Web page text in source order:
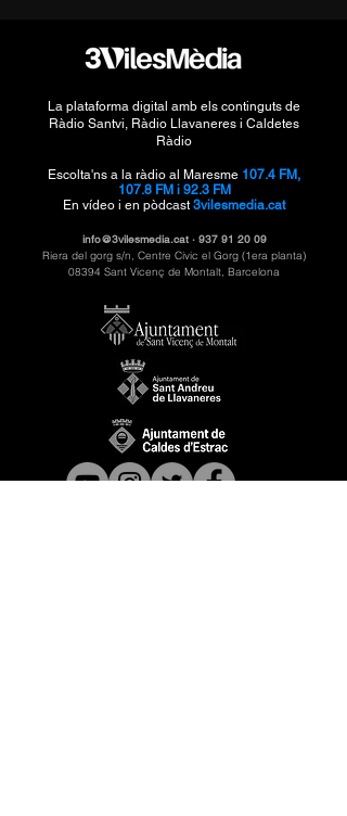
La plataforma digital amb els continguts de
Ràdio Santvi, Ràdio Llavaneres i Caldetes
Ràdio
Escolta'ns a la ràdio al Maresme 107.4 FM,
107.8 FM i 92.3 FM
En vídeo i en pòdcast 3vilesmedia.cat
info@3vilesmedia.cat· 937 91 20 09
Riera del gorg s/n, Centre Civic el Gorg (1era planta)
08394 Sant Vicenç de Montalt, Barcelona